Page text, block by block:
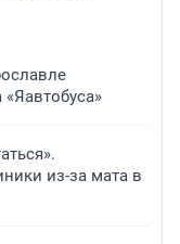
из-за мата в